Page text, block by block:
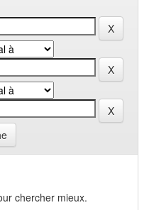
chercher mieux.